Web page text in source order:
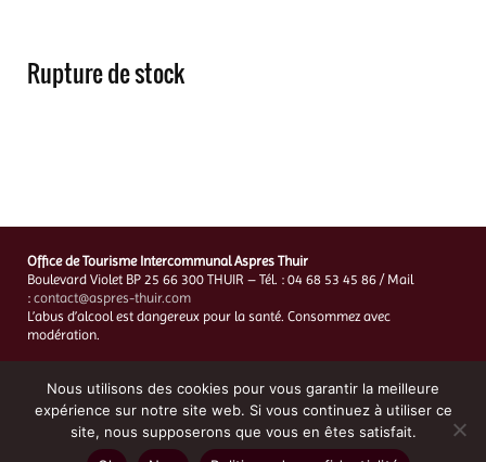
Rupture de stock
Office de Tourisme Intercommunal Aspres Thuir
Boulevard Violet BP 25 66 300 THUIR – Tél. : 04 68 53 45 86 / Mail
: contact@aspres-thuir.com
L’abus d’alcool est dangereux pour la santé. Consommez avec
modération.
Création du site et hébergement :
Digital Marketing 66
Nous utilisons des cookies pour vous garantir la meilleure
expérience sur notre site web. Si vous continuez à utiliser ce
site, nous supposerons que vous en êtes satisfait.